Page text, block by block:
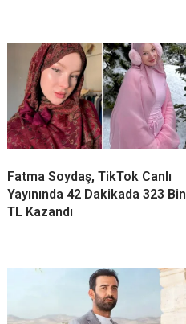
Fatma Soydaş, TikTok Canlı
Yayınında 42 Dakikada 323 Bin
TL Kazandı